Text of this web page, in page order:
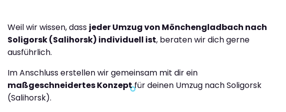
Weil wir wissen, dass jeder Umzug von Mönchengladbach nach
Soligorsk (Salihorsk) individuell ist, beraten wir dich gerne
ausführlich.
Im Anschluss erstellen wir gemeinsam mit dir ein
maßgeschneidertes Konzeptfür deinen Umzug nach Soligorsk
(Salihorsk).